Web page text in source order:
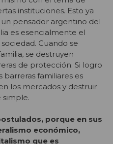
instituciones. Esto ya
pensador argentino del
es esencialmente el
Cuando se
se destruyen
de protección. Si logro
barreras familiares es
los mercados y destruir
simple.
porque en sus
económico,
que es